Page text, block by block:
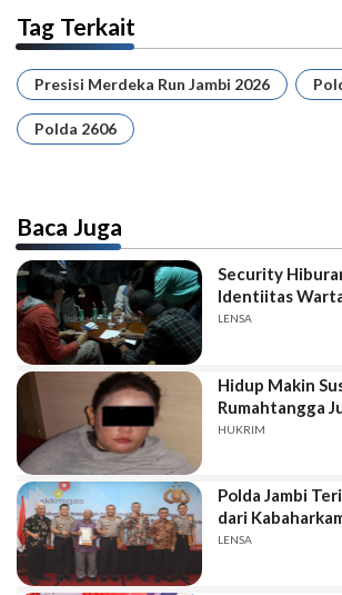
Tag Terkait
Presisi Merdeka Run Jambi 2026
Polda 2606
Baca Juga
Security
Identiitas
LENSA
Hidup Makin
Rumahtangga
HUKRIM
Polda Jambi
dari
LENSA